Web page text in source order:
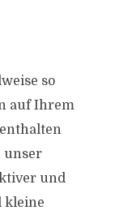
so
auf Ihrem
unser
und
kleine